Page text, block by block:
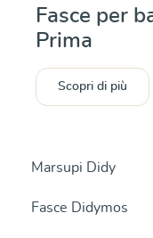
Fasce per
Prima
Scopri di più
Marsupi Didy
Fasce Didymos